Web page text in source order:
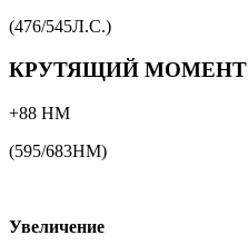
(476/545Л.С.)
КРУТЯЩИЙ МОМЕНТ
+88 НМ
(595/683НМ)
Увеличение